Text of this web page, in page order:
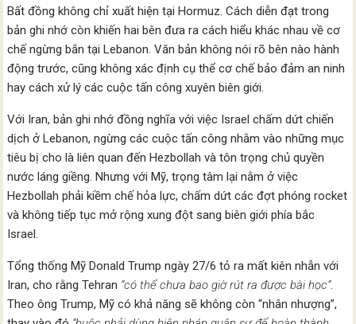
Bất đồng không chỉ xuất hiện tại Hormuz. Cách diễn đạt trong
bản ghi nhớ còn khiến hai bên đưa ra cách hiểu khác nhau về cơ
chế ngừng bắn tại Lebanon. Văn bản không nói rõ bên nào hành
động trước, cũng không xác định cụ thể cơ chế bảo đảm an ninh
hay cách xử lý các cuộc tấn công xuyên biên giới.
Với Iran, bản ghi nhớ đồng nghĩa với việc Israel chấm dứt chiến
dịch ở Lebanon, ngừng các cuộc tấn công nhằm vào những mục
tiêu bị cho là liên quan đến Hezbollah và tôn trọng chủ quyền
nước láng giềng. Nhưng với Mỹ, trọng tâm lại nằm ở việc
Hezbollah phải kiềm chế hỏa lực, chấm dứt các đợt phóng rocket
và không tiếp tục mở rộng xung đột sang biên giới phía bắc
Israel.
Tổng thống Mỹ Donald Trump ngày 27/6 tỏ ra mất kiên nhẫn với
Iran, cho rằng Tehran “có thể chưa bao giờ rút ra được bài học”.
Theo ông Trump, Mỹ có khả năng sẽ không còn “nhân nhượng”,